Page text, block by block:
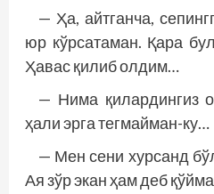
— Ҳа, айтганча,
юр кўрсатаман. Қара
Ҳавас қилиб олдим…
— Нима қилардингиз
ҳали эрга тегмайман-ку…
— Мен сени хурсанд
Ая зўр экан ҳам деб